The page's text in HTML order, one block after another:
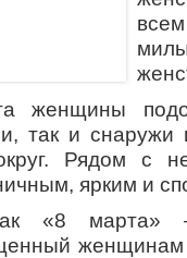
женщины
так и снаружи
Рядом с
ярким и
«8 марта» –
женщинам